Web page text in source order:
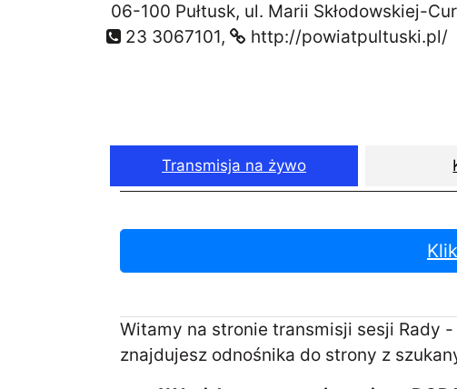
06-100 Pułtusk, ul. Marii Skłodowskiej-
23 3067101,
http://powiatpultuski.pl/
Transmisja na żywo
Witamy na stronie transmisji sesji Rady -
znajdujesz odnośnika do strony z